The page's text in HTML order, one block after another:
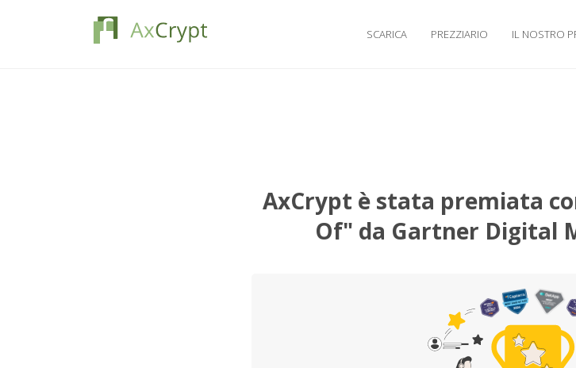
SCARICA PREZZIARIO IL NOSTRO
AxCrypt è stata premiata
Of" da Gartner Digital